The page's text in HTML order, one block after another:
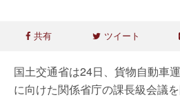
共有 ツイート
国土交通省は24日、貨物自動車
に向けた関係省庁の課長級会議を